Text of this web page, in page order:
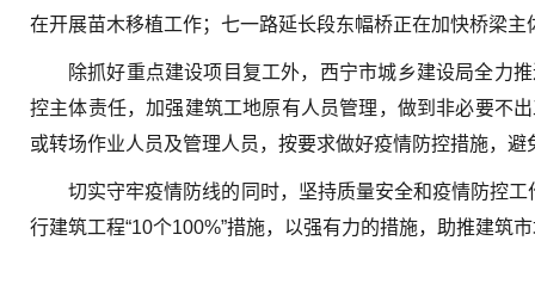
在开展苗木移植工作；七一路延长段东幅桥正在加快桥梁
除抓好重点建设项目复工外，西宁市城乡建设局全力
控主体责任，加强建筑工地原有人员管理，做到非必要不
或转场作业人员及管理人员，按要求做好疫情防控措施，
切实守牢疫情防线的同时，坚持质量安全和疫情防控
行建筑工程“10个100%”措施，以强有力的措施，助推建筑